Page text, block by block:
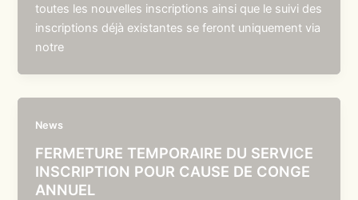
toutes les nouvelles inscriptions ainsi que le suivi des
inscriptions déjà existantes se feront uniquement via
notre
News
FERMETURE TEMPORAIRE DU SERVICE
INSCRIPTION POUR CAUSE DE CONGE
ANNUEL